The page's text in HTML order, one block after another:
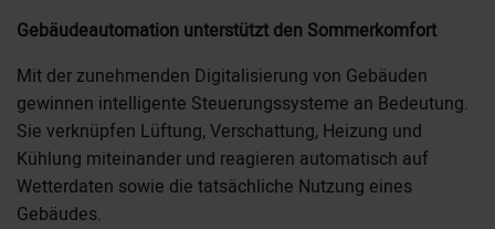
Gebäudeautomation unterstützt den Sommerkomfort
Mit der zunehmenden Digitalisierung von Gebäuden
gewinnen intelligente Steuerungssysteme an Bedeutung.
Sie verknüpfen Lüftung, Verschattung, Heizung und
Kühlung miteinander und reagieren automatisch auf
Wetterdaten sowie die tatsächliche Nutzung eines
Gebäudes.